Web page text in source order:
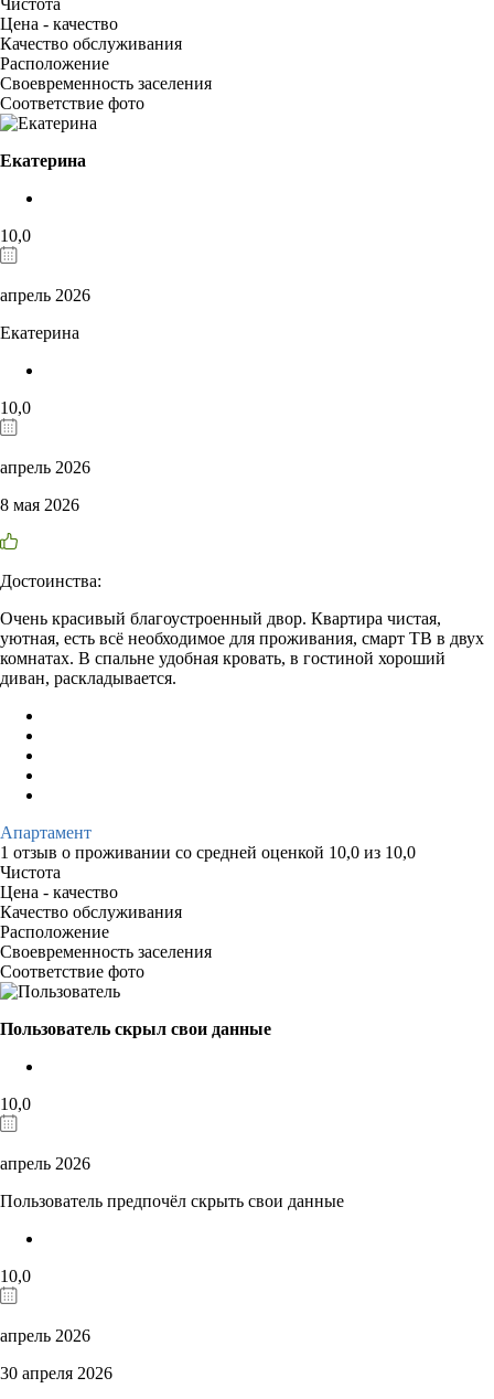
Цена - качество
Качество обслуживания
Расположение
Своевременность заселения
Соответствие фото
Екатерина
10,0
апрель 2026
Екатерина
10,0
апрель 2026
8 мая 2026
Достоинства:
Очень красивый благоустроенный двор. Квартира чистая,
уютная, есть всё необходимое для проживания, смарт ТВ в двух
комнатах. В спальне удобная кровать, в гостиной хороший
диван, раскладывается.
Апартамент
1 отзыв о проживании со средней оценкой 10,0 из 10,0
Чистота
Цена - качество
Качество обслуживания
Расположение
Своевременность заселения
Соответствие фото
Пользователь скрыл свои данные
10,0
апрель 2026
Пользователь предпочёл скрыть свои данные
10,0
апрель 2026
30 апреля 2026